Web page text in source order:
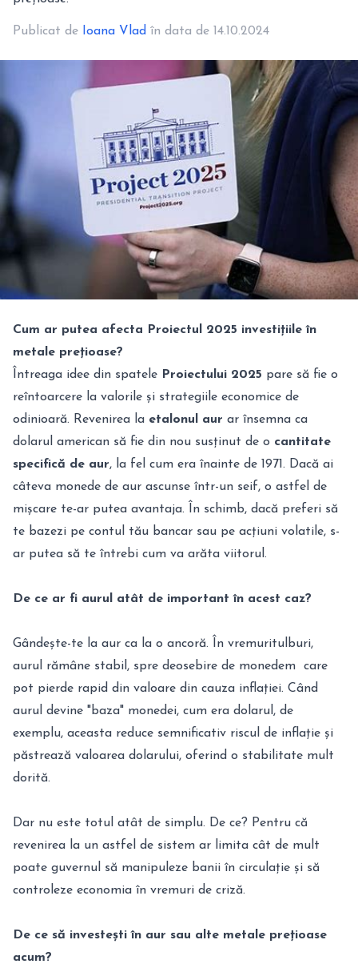
Publicat de Ioana Vlad în data de 14.10.2024
Cum ar putea afecta Proiectul 2025 investițiile în
metale prețioase?
Întreaga idee din spatele Proiectului 2025 pare să fie o
reîntoarcere la valorile și strategiile economice de
odinioară. Revenirea la etalonul aur ar însemna ca
dolarul american să fie din nou susținut de o cantitate
specifică de aur, la fel cum era înainte de 1971. Dacă ai
câteva monede de aur ascunse într-un seif, o astfel de
mișcare te-ar putea avantaja. În schimb, dacă preferi să
te bazezi pe contul tău bancar sau pe acțiuni volatile, s-
ar putea să te întrebi cum va arăta viitorul.
De ce ar fi aurul atât de important în acest caz?
Gândește-te la aur ca la o ancoră. În vremuritulburi,
aurul rămâne stabil, spre deosebire de monedem care
pot pierde rapid din valoare din cauza inflației. Când
aurul devine "baza" monedei, cum era dolarul, de
exemplu, aceasta reduce semnificativ riscul de inflație și
păstrează valoarea dolarului, oferind o stabilitate mult
dorită.
Dar nu este totul atât de simplu. De ce? Pentru că
revenirea la un astfel de sistem ar limita cât de mult
poate guvernul să manipuleze banii în circulație și să
controleze economia în vremuri de criză.
De ce să investești în aur sau alte metale prețioase
acum?